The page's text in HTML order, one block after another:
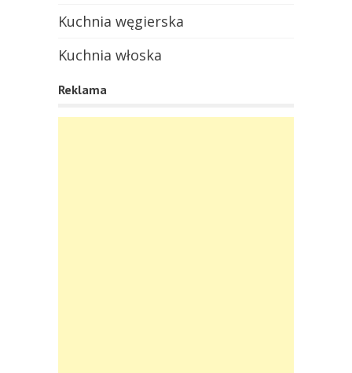
Kuchnia węgierska
Kuchnia włoska
Reklama